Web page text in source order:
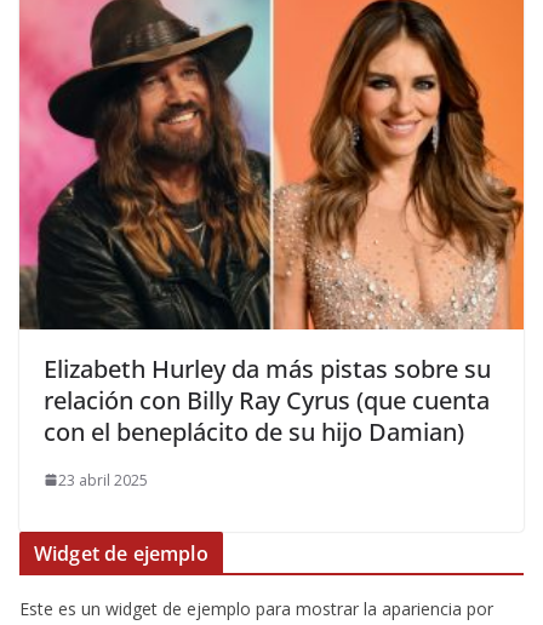
​Elizabeth Hurley da más pistas sobre su
relación con Billy Ray Cyrus (que cuenta
con el beneplácito de su hijo Damian)
23 abril 2025
Widget de ejemplo
Este es un widget de ejemplo para mostrar la apariencia por